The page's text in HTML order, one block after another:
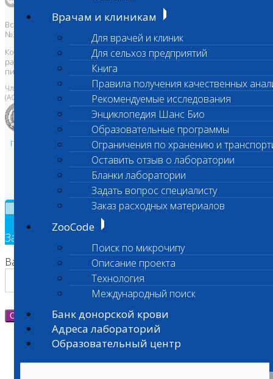
Врачам и клиникам
Для врачей и клиник
Для сельхоз предприятий
Книга
Правила получения качественных
Рекомендуемые исследования
Энциклопедия Шанс Био
Образовательные программы
Ограничения по хранению и
Оставить отзыв о лаборатории
Бланки лаборатории
Задать вопрос специалисту
Заказ расходных материалов
ZooCode
Поиск по микрочипу
Описание проекта
Технология
Международный поиск
Банк донорской крови
Адреса лабораторий
Образовательный центр
Все права защищены и охраняются законом. Товарный знак
№395740 от 2008 г. ООО "ШАНС БИО"
Копирование, тиражирование, а также использование материалов,
размещенных на сайтеwww.vetlab.ruвозможно только с
письменного разрешения Правообладателя
Член Национальной ветеринарной палаты
(АСРО НВП)
Политика в области персональных данных и конфиденциальности
Пользовательское соглашение
Техническая поддержка
Заявка на обратный звонок
Ваш номер телефона
Отправить